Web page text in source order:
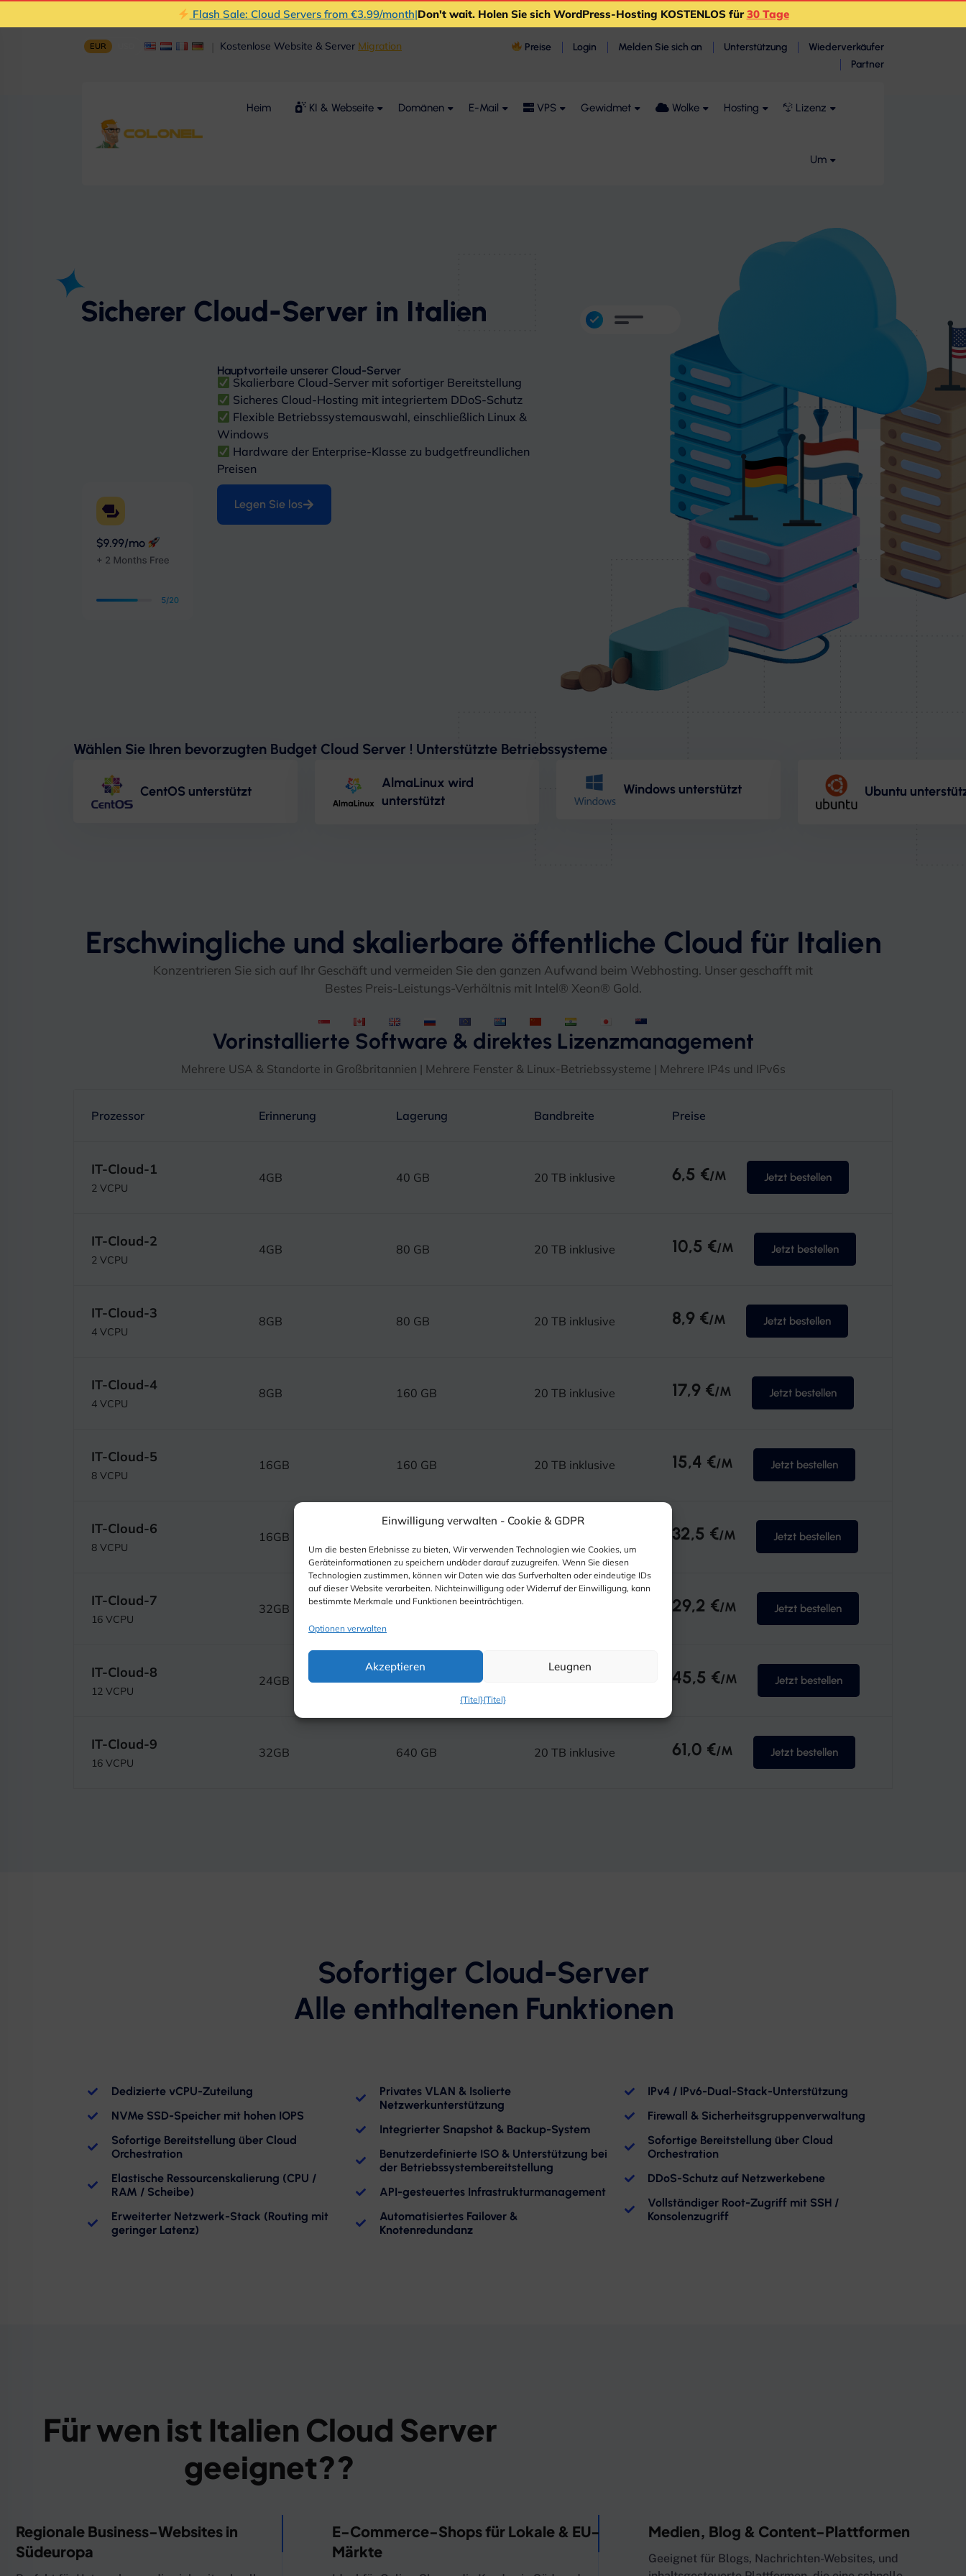
Einwilligung verwalten - Cookie & GDPR
Um die besten Erlebnisse zu bieten, Wir verwenden Technologien wie Cookies, um
Geräteinformationen zu speichern und/oder darauf zuzugreifen. Wenn Sie diesen
Technologien zustimmen, können wir Daten wie das Surfverhalten oder eindeutige IDs
auf dieser Website verarbeiten. Nichteinwilligung oder Widerruf der Einwilligung, kann
bestimmte Merkmale und Funktionen beeinträchtigen.
Optionen verwalten
Akzeptieren Leugnen
{Titel}{Titel}
Flash Sale: Cloud Servers from €3.99/month|Don't wait. Holen Sie sich WordPress-Hosting KOSTENLOS für30 Tage
EUR Kostenlose Website & Server Migration Preise Login Melden Sie sich an Unterstützung
Wiederverkäufer
Partner
Heim KI & Webseite Domänen E-Mail VPS Gewidmet Wolke Hosting Lizenz
Um
Sicherer Cloud-Server in Italien
Hauptvorteile unserer Cloud-Server
Skalierbare Cloud-Server mit sofortiger Bereitstellung
Sicheres Cloud-Hosting mit integriertem DDoS-Schutz
Flexible Betriebssystemauswahl, einschließlich Linux &
Windows
Hardware der Enterprise-Klasse zu budgetfreundlichen
Preisen
Legen Sie los
Wählen Sie Ihren bevorzugten Budget Cloud Server ! Unterstützte Betriebssysteme
CentOS unterstützt
AlmaLinux wird
unterstützt
Windows unterstützt Ubuntu
Erschwingliche und skalierbare öffentliche Cloud für Italien
Konzentrieren Sie sich auf Ihr Geschäft und vermeiden Sie den ganzen Aufwand beim Webhosting. Unser geschafft mit
Bestes Preis-Leistungs-Verhältnis mit Intel® Xeon® Gold.
Vorinstallierte Software & direktes Lizenzmanagement
Mehrere USA & Standorte in Großbritannien | Mehrere Fenster & Linux-Betriebssysteme | Mehrere IP4s und IPv6s
Prozessor Erinnerung Lagerung Bandbreite Preise
IT-Cloud-1
2 VCPU
4GB 40 GB 20 TB inklusive 6,5 €/M Jetzt bestellen
IT-Cloud-2
2 VCPU
4GB 80 GB 20 TB inklusive 10,5 €/M Jetzt bestellen
IT-Cloud-3
4 VCPU
8GB 80 GB 20 TB inklusive 8,9 €/M Jetzt bestellen
IT-Cloud-4
4 VCPU
8GB 160 GB 20 TB inklusive 17,9 €/M Jetzt bestellen
IT-Cloud-5
8 VCPU
16GB 160 GB 20 TB inklusive 15,4 €/M Jetzt bestellen
IT-Cloud-6
8 VCPU
16GB 32,5 €/M Jetzt bestellen
IT-Cloud-7
16 VCPU
32GB 320 GB 29,2 €/M Jetzt bestellen
IT-Cloud-8
12 VCPU
24GB 480 GB 45,5 €/M Jetzt bestellen
IT-Cloud-9
16 VCPU
32GB 640 GB 20 TB inklusive 61,0 €/M Jetzt bestellen
Sofortiger Cloud-Server
Alle enthaltenen Funktionen
Dedizierte vCPU-Zuteilung
NVMe SSD-Speicher mit hohen IOPS
Sofortige Bereitstellung über Cloud
Orchestration
Elastische Ressourcenskalierung (CPU /
RAM / Scheibe)
Erweiterter Netzwerk-Stack (Routing mit
geringer Latenz)
Privates VLAN & Isolierte
Netzwerkunterstützung
Integrierter Snapshot & Backup-System
Benutzerdefinierte ISO & Unterstützung bei
der Betriebssystembereitstellung
API-gesteuertes Infrastrukturmanagement
Automatisiertes Failover &
Knotenredundanz
IPv4 / IPv6-Dual-Stack-Unterstützung
Firewall & Sicherheitsgruppenverwaltung
Sofortige Bereitstellung über Cloud
Orchestration
DDoS-Schutz auf Netzwerkebene
Vollständiger Root-Zugriff mit SSH /
Konsolenzugriff
Für wen ist Italien Cloud Server
geeignet??
Regionale Business-Websites in
Südeuropa
E-Commerce-Shops für Lokale & EU-
Märkte
Medien, Blog & Content-Plattformen
Geeignet für Blogs, Nachrichten-Websites, und